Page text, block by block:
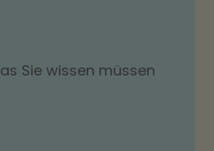
Sie wissen müssen